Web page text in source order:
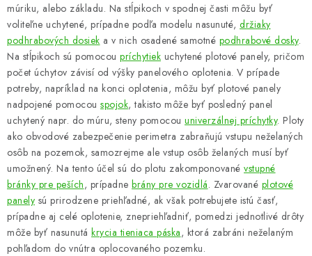
BETÓNOVÉ PLOTY
AKCIA - MIERNE POŠKODENÝ TOVAR
Kontakt
múriku, alebo základu. Na stĺpikoch v spodnej časti môžu byť
voliteľne uchytené, prípadne podľa modelu nasunuté, držiaky
podhrabových dosiek a v nich osadené samotné podhrabové dosky.
Na stĺpikoch sú pomocou príchytiek uchytené plotové panely, pričom
počet úchytov závisí od výšky panelového oplotenia. V prípade
potreby, napríklad na konci oplotenia, môžu byť plotové panely
nadpojené pomocou spojok, takisto môže byť posledný panel
uchytený napr. do múru, steny pomocou univerzálnej príchytky. Ploty
ako obvodové zabezpečenie perimetra zabraňujú vstupu neželaných
osôb na pozemok, samozrejme ale vstup osôb želaných musí byť
umožnený. Na tento účel sú do plotu zakomponované vstupné
bránky pre peších, prípadne brány pre vozidlá. Zvarované plotové
panely sú prirodzene priehľadné, ak však potrebujete istú časť,
prípadne aj celé oplotenie, znepriehľadniť, pomedzi jednotlivé drôty
môže byť nasunutá krycia tieniaca páska, ktorá zabráni neželaným
pohľadom do vnútra oplocovaného pozemku.